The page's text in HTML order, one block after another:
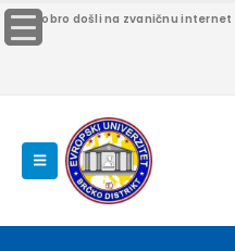
Dobro došli na zvaničnu internet